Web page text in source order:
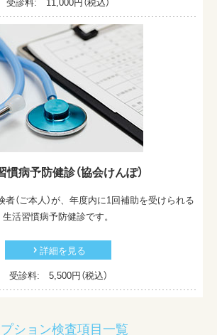
慣病予防健診（協会けんぽ）
（ご本人）が、年度内に1回補助を受けられる
生活習慣病予防健診です。
詳細を見る
受診料: 5,500円（税込）
ション検査項目一覧